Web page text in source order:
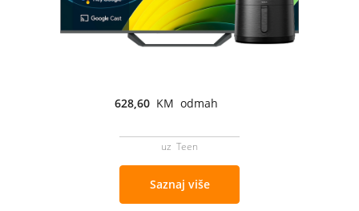
628,60 KM odmah
uz Teen
Saznaj više